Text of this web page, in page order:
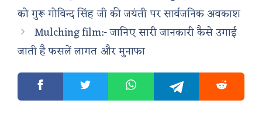
को गुरू गोविन्द सिंह जी की जयंती पर सार्वजनिक अवकाश
Mulching film:- जानिए सारी जानकारी कैसे उगाई
जाती है फसलें लागत और मुनाफा